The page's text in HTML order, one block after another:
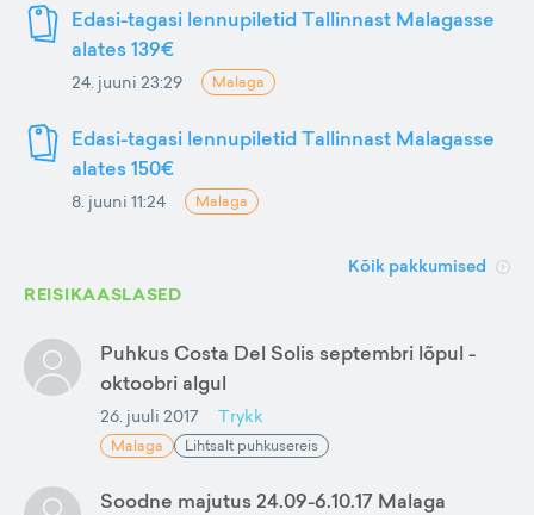
Edasi-tagasi lennupiletid Tallinnast Malagasse
alates 139€
24. juuni 23:29 Malaga
Edasi-tagasi lennupiletid Tallinnast Malagasse
alates 150€
8. juuni 11:24 Malaga
Kõik pakkumised
REISIKAASLASED
Puhkus Costa Del Solis septembri lõpul -
oktoobri algul
26. juuli 2017 Trykk
Malaga Lihtsalt puhkusereis
Soodne majutus 24.09-6.10.17 Malaga